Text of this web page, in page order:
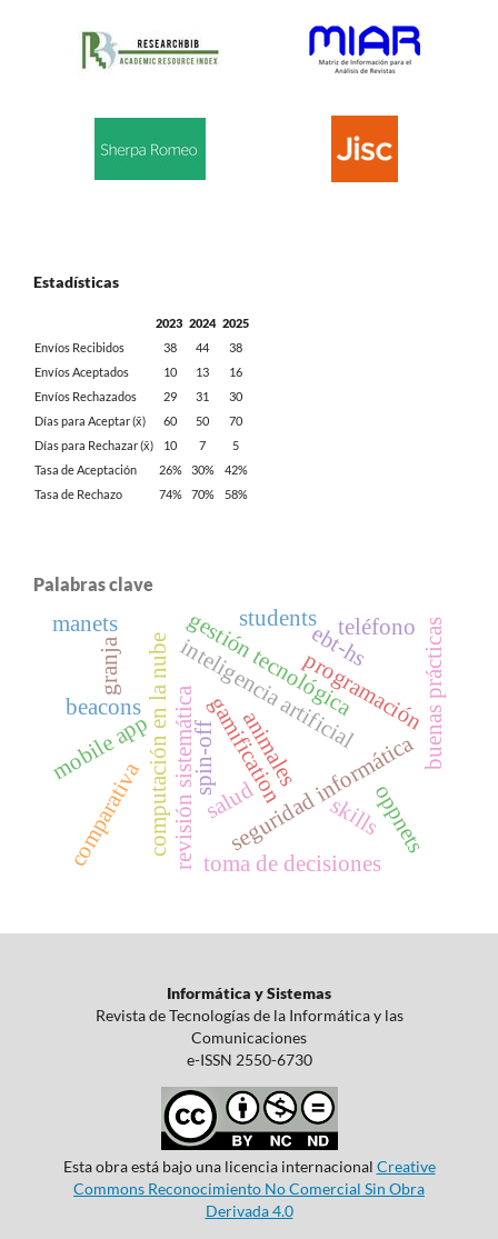
Estadísticas
2023 2024 2025
Envíos Recibidos
38 44
38
Envíos Aceptados
10 13
16
Envíos Rechazados
29 31
30
Días para Aceptar (x̄)
60 50
70
Días para Rechazar (x̄)
10 7
5
Tasa de Aceptación
26% 30%
42%
Tasa de Rechazo
74% 70% 58%
Palabras clave
inteligencia artificial
computación en la nube seguridad informática
buenas prácticas
revisión sistemática
gestión tecnológica
gamification
students
mobile app
skills
programación
spin-off
ebt-hs
beacons
teléfono
comparativa toma de decisiones
granja
animales
salud oppnets
manets
Informática y Sistemas
Revista de Tecnologías de la Informática y las
Comunicaciones
e-ISSN 2550-6730
Esta obra está bajo una licencia internacional Creative
Commons Reconocimiento No Comercial Sin Obra
Derivada 4.0